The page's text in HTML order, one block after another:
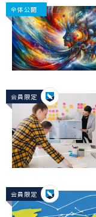
全体公開
会員限定
会員限定